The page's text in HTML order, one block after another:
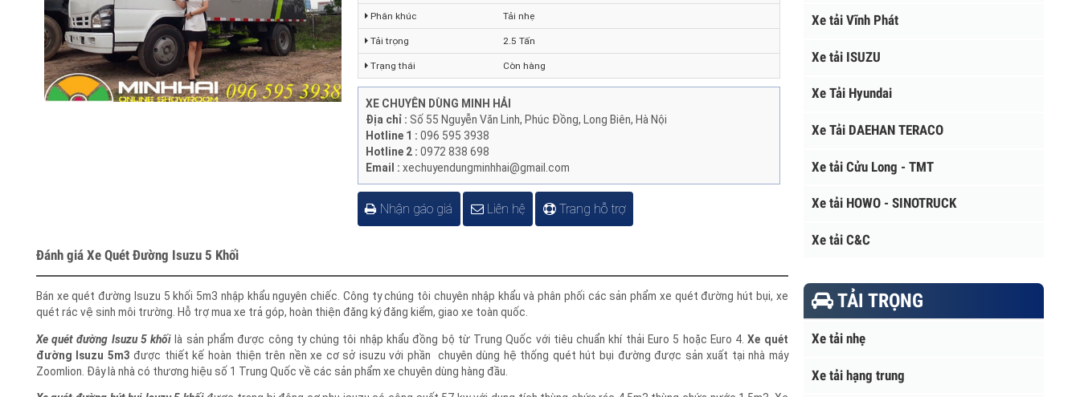
Phân khúc Tải nhẹ
Tải trọng 2.5 Tấn
Trạng thái Còn hàng
XE CHUYÊN DÙNG MINH HẢI
Địa chỉ :Số 55 Nguyễn Văn Linh, Phúc Đồng, Long Biên, Hà Nội
Hotline 1 :096 595 3938
Hotline 2 :0972 838 698
Email :xechuyendungminhhai@gmail.com
Nhận gáo giá Liên hệ Trang hỗ trợ
Đánh giá Xe Quét Đường Isuzu 5 Khối
Bán xe quét đường Isuzu 5 khối 5m3 nhập khẩu nguyên chiếc. Công ty chúng tôi chuyên nhập khẩu và phân phối các sản phẩm xe quét đường hút bụi, xe
quét rác vệ sinh môi trường. Hỗ trợ mua xe trả góp, hoàn thiện đăng ký đăng kiểm, giao xe toàn quốc.
Xe quét đường Isuzu 5 khốilà sản phẩm được công ty chúng tôi nhập khẩu đồng bộ từ Trung Quốc với tiêu chuẩn khí thải Euro 5 hoặc Euro 4.Xe quét
đường Isuzu 5m3được thiết kế hoàn thiện trên nền xe cơ sở isuzu với phần chuyên dùng hệ thống quét hút bụi đường được sản xuất tại nhà máy
Xe tải Vĩnh Phát
Xe tải ISUZU
Xe Tải Hyundai
Xe Tải DAEHAN TERACO
Xe tải Cửu Long - TMT
Xe tải HOWO - SINOTRUCK
Xe tải C&C
TẢI TRỌNG
Xe tải nhẹ
Xe tải hạng trung